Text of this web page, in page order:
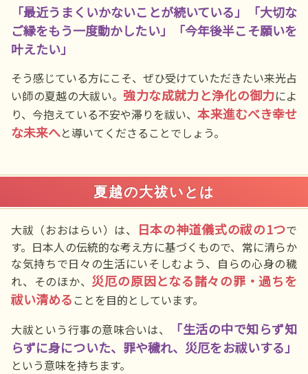
「最近うまくいかないことが続いている」「大切な
ご縁をもう一度動かしたい」「今年後半こそ願いを
叶えたい」
そう感じている方にこそ、ぜひ受けていただきたい来光占
い師の夏越の大祓い。強力な成就力と浄化の御力によ
り、今抱えている不安や滞りを祓い、本来進むべき幸せ
な未来へと導いてくださることでしょう。
夏越の大祓いとは
大祓（おおはらい）は、 日本の神道儀式の祓の1つで
す。日本人の伝統的な考え方に基づくもので、常に清らか
な気持ちで日々の生活にいそしむよう、自らの心身の穢
れ、そのほか、災厄の原因となる諸々の罪・過ちを
祓い清める ことを目的としています。
大祓という行事の意味合いは、
「生活の中で知らず知
らずに身についた、罪や穢れ、災厄をお祓いする」
という意味を持ちます。